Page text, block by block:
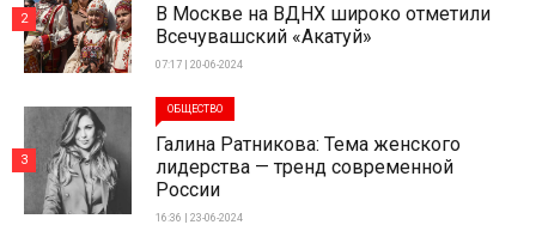
В Москве на ВДНХ широко отметили
Всечувашский «Акатуй»
07:17 | 20-06-2024
2
ОБЩЕСТВО
Галина Ратникова: Тема женского
лидерства — тренд современной
России
16:36 | 23-06-2024
3